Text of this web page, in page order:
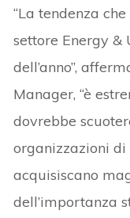
“La tendenza
settore Energy
dell’anno”,
Manager, “è
dovrebbe
organizzazioni
acquisiscano
dell’importanza